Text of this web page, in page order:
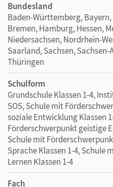
Bundesland
Baden-Württemberg,
Bremen, Hamburg, Hessen,
Niedersachsen, Nordrhein-
Saarland, Sachsen,
Thüringen
Schulform
Grundschule Klassen 1-4,
SOS, Schule mit
soziale Entwicklung Klassen
Förderschwerpunkt geistige
Schule mit
Sprache Klassen 1-4, Schule
Lernen Klassen 1-4
Fach